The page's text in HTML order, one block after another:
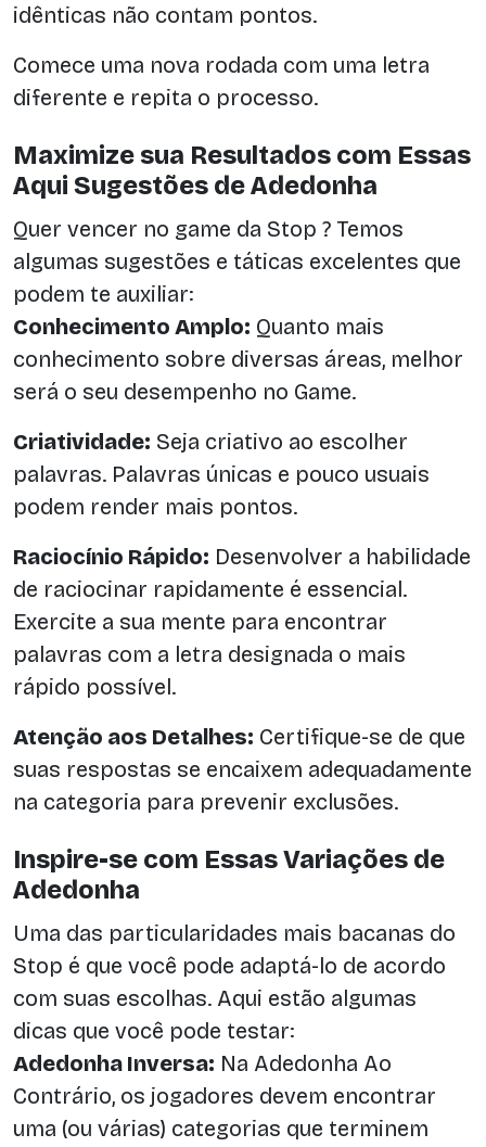
idênticas não contam pontos.
Comece uma nova rodada com uma letra
diferente e repita o processo.
Maximize sua Resultados com Essas
Aqui Sugestões de Adedonha
Quer vencer no game da Stop ? Temos
algumas sugestões e táticas excelentes que
podem te auxiliar:
Conhecimento Amplo: Quanto mais
conhecimento sobre diversas áreas, melhor
será o seu desempenho no Game.
Criatividade: Seja criativo ao escolher
palavras. Palavras únicas e pouco usuais
podem render mais pontos.
Raciocínio Rápido: Desenvolver a habilidade
de raciocinar rapidamente é essencial.
Exercite a sua mente para encontrar
palavras com a letra designada o mais
rápido possível.
Atenção aos Detalhes: Certifique-se de que
suas respostas se encaixem adequadamente
na categoria para prevenir exclusões.
Inspire-se com Essas Variações de
Adedonha
Uma das particularidades mais bacanas do
Stop é que você pode adaptá-lo de acordo
com suas escolhas. Aqui estão algumas
dicas que você pode testar:
Adedonha Inversa: Na Adedonha Ao
Contrário, os jogadores devem encontrar
uma (ou várias) categorias que terminem